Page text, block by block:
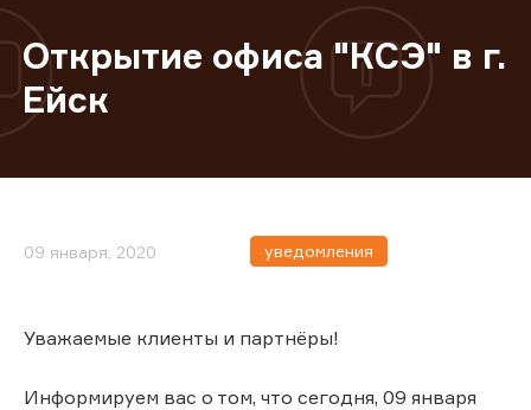
Открытие офиса "КСЭ" в г.
Ейск
09 января, 2020 уведомления
Уважаемые клиенты и партнёры!
Информируем вас о том, что сегодня, 09 января